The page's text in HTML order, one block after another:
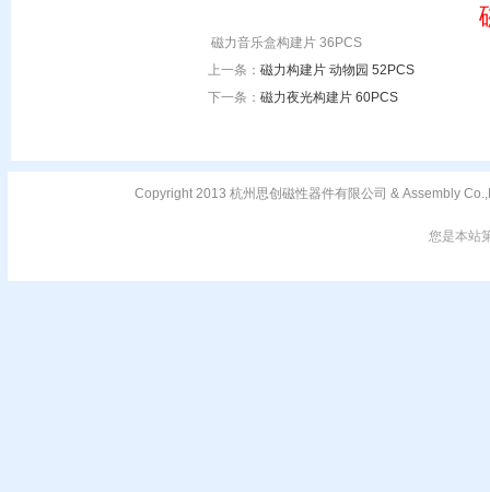
磁力音乐盒构建片 36PCS
上一条： 磁力构建片 动物园 52PCS
下一条： 磁力夜光构建片 60PCS
Copyright 2013 杭州思创磁性器件有限公司 & Assembly
您是本站